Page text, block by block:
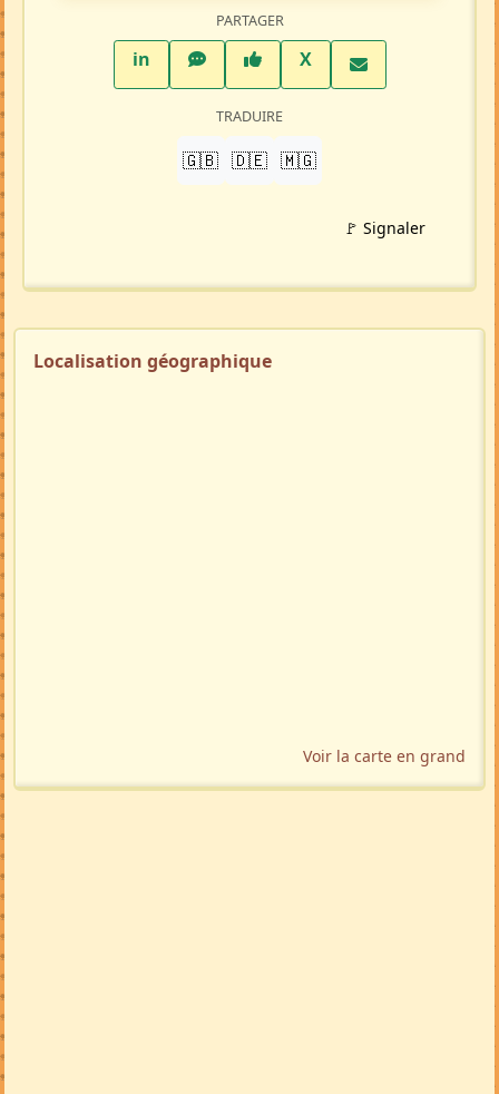
PARTAGER
inLinkedInWhatsAppFacebook
XTwitter X
TRADUIRE
🇬🇧 🇩🇪 🇲🇬
🚩 Signaler
Localisation géographique
Voir la carte en grand